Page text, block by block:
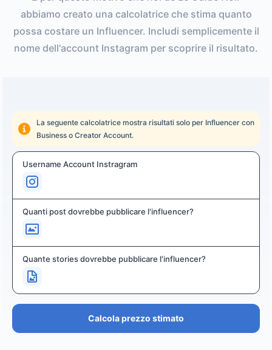
abbiamo creato una calcolatrice che stima quanto
possa costare un Influencer. Includi semplicemente il
nome dell'account Instagram per scoprire il risultato.
La seguente calcolatrice mostra risultati solo per Influencer con
Business o Creator Account.
Username Account Instragram
Quanti post dovrebbe pubblicare l'influencer?
Quante stories dovrebbe pubblicare l'influencer?
Calcola prezzo stimato